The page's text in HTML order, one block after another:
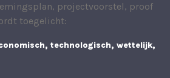
projectvoorstel, proof
toegelicht:
technologisch, wettelijk,